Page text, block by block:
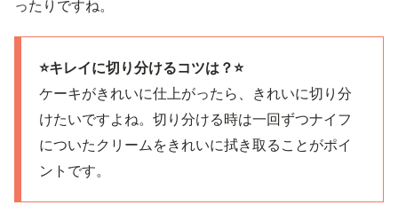
ったりですね。
⭐️キレイに切り分けるコツは？⭐️
ケーキがきれいに仕上がったら、きれいに切り分
けたいですよね。切り分ける時は一回ずつナイフ
についたクリームをきれいに拭き取ることがポイ
ントです。